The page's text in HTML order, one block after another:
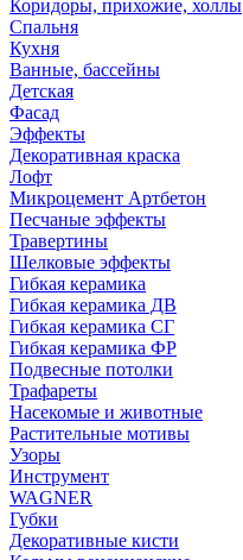
Коридоры, прихожие, холлы
Спальня
Кухня
Ванные, бассейны
Детская
Фасад
Эффекты
Декоративная краска
Лофт
Микроцемент Артбетон
Песчаные эффекты
Травертины
Шелковые эффекты
Гибкая керамика
Гибкая керамика ДВ
Гибкая керамика СГ
Гибкая керамика ФР
Подвесные потолки
Трафареты
Насекомые и животные
Растительные мотивы
Узоры
Инструмент
WAGNER
Губки
Декоративные кисти